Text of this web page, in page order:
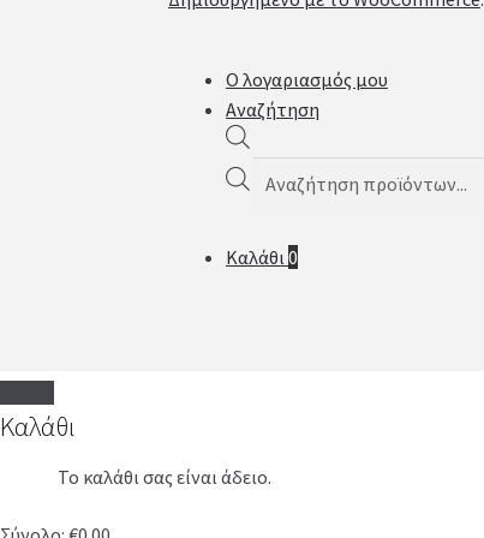
Ο λογαριασμός μου
Αναζήτηση
Products
search
Καλάθι0
Καλάθι
Το καλάθι σας είναι άδειο.